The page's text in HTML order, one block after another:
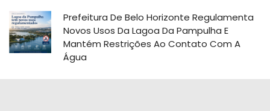
Prefeitura De Belo Horizonte Regulamenta
Novos Usos Da Lagoa Da Pampulha E
Mantém Restrições Ao Contato Com A
Água